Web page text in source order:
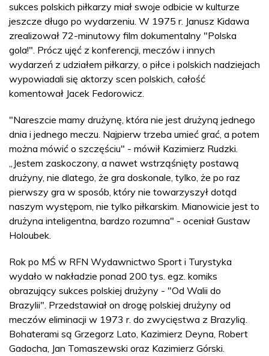
sukces polskich piłkarzy miał swoje odbicie w kulturze
jeszcze długo po wydarzeniu. W 1975 r. Janusz Kidawa
zrealizował 72-minutowy film dokumentalny "Polska
gola!". Prócz ujęć z konferencji, meczów i innych
wydarzeń z udziałem piłkarzy, o piłce i polskich nadziejach
wypowiadali się aktorzy scen polskich, całość
komentował Jacek Fedorowicz.
"Nareszcie mamy drużynę, która nie jest drużyną jednego
dnia i jednego meczu. Najpierw trzeba umieć grać, a potem
można mówić o szczęściu" - mówił Kazimierz Rudzki.
„Jestem zaskoczony, a nawet wstrząśnięty postawą
drużyny, nie dlatego, że gra doskonale, tylko, że po raz
pierwszy gra w sposób, który nie towarzyszył dotąd
naszym występom, nie tylko piłkarskim. Mianowicie jest to
drużyna inteligentna, bardzo rozumna" - oceniał Gustaw
Holoubek.
Rok po MŚ w RFN Wydawnictwo Sport i Turystyka
wydało w nakładzie ponad 200 tys. egz. komiks
obrazujący sukces polskiej drużyny - "Od Walii do
Brazylii". Przedstawiał on drogę polskiej drużyny od
meczów eliminacji w 1973 r. do zwycięstwa z Brazylią.
Bohaterami są Grzegorz Lato, Kazimierz Deyna, Robert
Gadocha, Jan Tomaszewski oraz Kazimierz Górski.